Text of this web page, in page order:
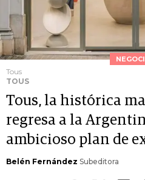
Tous
TOUS
Tous, la histórica
regresa a la
ambicioso plan de
Belén Fernández Subeditora